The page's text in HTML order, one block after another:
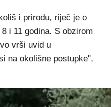
i prirodu, riječ je o
i 11 godina. S obzirom
vrši uvid u
na okolišne postupke",